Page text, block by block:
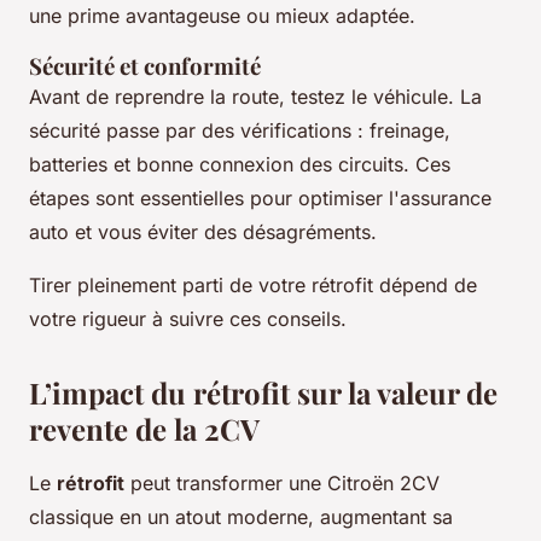
une prime avantageuse ou mieux adaptée.
Sécurité et conformité
Avant de reprendre la route, testez le véhicule. La
sécurité passe par des vérifications : freinage,
batteries et bonne connexion des circuits. Ces
étapes sont essentielles pour optimiser l'assurance
auto et vous éviter des désagréments.
Tirer pleinement parti de votre rétrofit dépend de
votre rigueur à suivre ces conseils.
L’impact du rétrofit sur la valeur de
revente de la 2CV
Le rétrofit peut transformer une Citroën 2CV
classique en un atout moderne, augmentant sa